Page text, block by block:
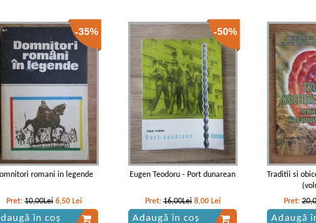
Mihai Eminescu - Literatura
populara
Mihai Eminescu - Literatura
populara
Mihai
-35%
romani in legende
Pret: 10,00Lei 6,50 Lei
în coș
-50%
Eugen Teodoru - Port dunarean
Pret:16,00Lei 8,00 Lei
Adaugă în coș
Traditii si
Pret:
Adaugă